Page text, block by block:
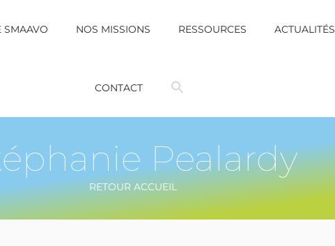
SMAAVO NOS MISSIONS RESSOURCES ACTUALITÉS
CONTACT
Pealardy
RETOUR ACCUEIL